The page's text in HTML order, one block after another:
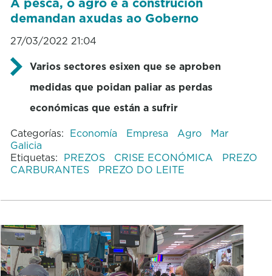
demandan axudas ao Goberno
27/03/2022 21:04
Varios sectores esixen que se aproben
medidas que poidan paliar as perdas
económicas que están a sufrir
Categorías: Economía Empresa Agro
Mar
Galicia
Etiquetas: PREZOS CRISE ECONÓMICA
PREZO
CARBURANTES
PREZO DO LEITE